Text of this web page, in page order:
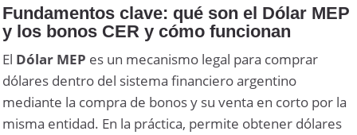
Fundamentos clave: qué son el Dólar MEP
y los bonos CER y cómo funcionan
El Dólar MEP es un mecanismo legal para comprar
dólares dentro del sistema financiero argentino
mediante la compra de bonos y su venta en corto por la
misma entidad. En la práctica, permite obtener dólares